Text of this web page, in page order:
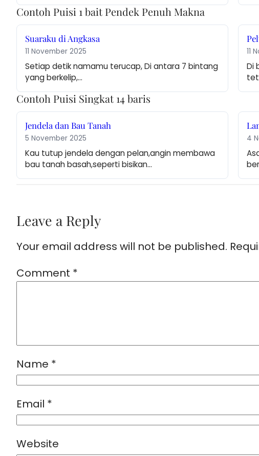
Contoh Puisi 1 bait Pendek Penuh Makna
Suaraku di Angkasa
11 November 2025
Setiap detik namamu terucap, Di antara 7 bintang
yang berkelip,…
11
Di
Contoh Puisi Singkat 14 baris
Jendela dan Bau Tanah
5 November 2025
Kau tutup jendela dengan pelan,angin membawa
bau tanah basah,seperti bisikan…
4
Leave a Reply
Your email address will not be published.
Comment *
Name *
Email *
Website